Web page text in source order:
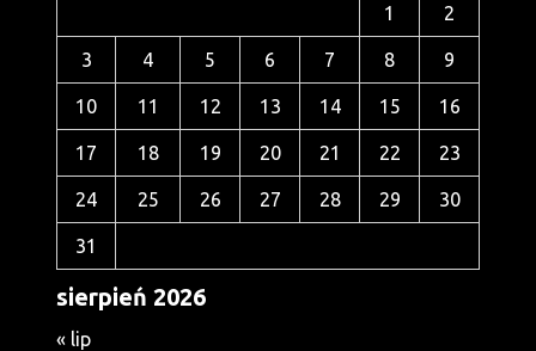
sierpień 2026
1 2
3 4 5 6 7 8 9
10 11 12 13 14 15 16
17 18 19 20 21 22 23
24 25 26 27 28 29 30
31
« lip